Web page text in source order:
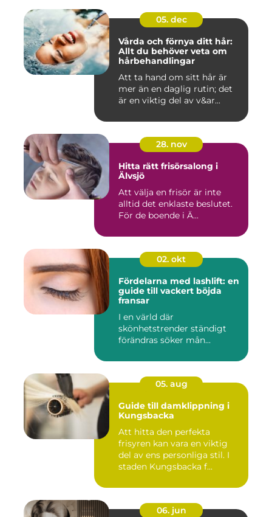
05. dec
Vårda och förnya ditt hår:
Allt du behöver veta om
hårbehandlingar
Att ta hand om sitt hår är
mer än en daglig rutin; det
är en viktig del av v&ar...
28. nov
Hitta rätt frisörsalong i
Älvsjö
Att välja en frisör är inte
alltid det enklaste beslutet.
För de boende i Ä...
02. okt
Fördelarna med lashlift: en
guide till vackert böjda
fransar
I en värld där
skönhetstrender ständigt
förändras söker mån...
05. aug
Guide till damklippning i
Kungsbacka
Att hitta den perfekta
frisyren kan vara en viktig
del av ens personliga stil. I
staden Kungsbacka f...
06. jun